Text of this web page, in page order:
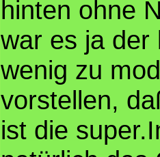
hinten ohne
war es ja der
wenig zu
vorstellen,
ist die